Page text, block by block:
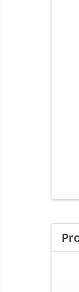
Covorase auto
Covorase auto Jeep